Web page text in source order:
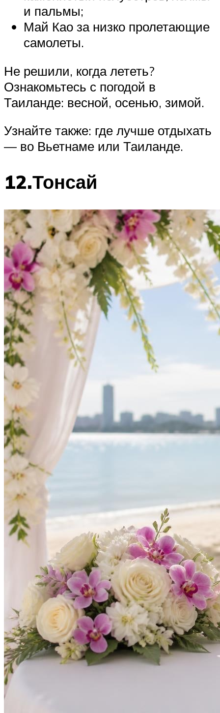
и пальмы;
Май Као за низко пролетающие
самолеты.
Не решили, когда лететь?
Ознакомьтесь с погодой в
Таиланде: весной, осенью, зимой.
Узнайте также: где лучше отдыхать
— во Вьетнаме или Таиланде.
12.Тонсай